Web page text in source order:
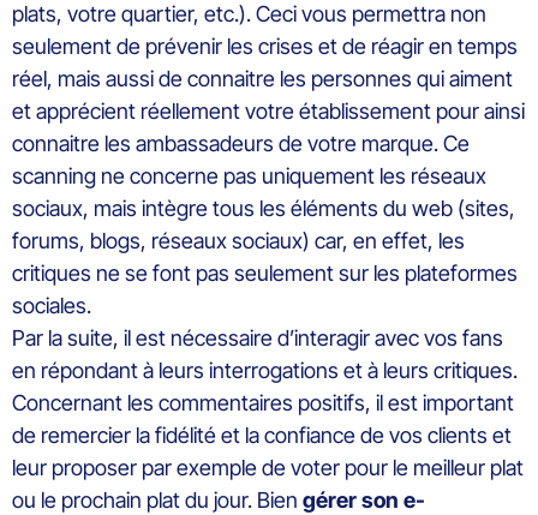
plats, votre quartier, etc.). Ceci vous permettra non
seulement de prévenir les crises et de réagir en temps
réel, mais aussi de connaitre les personnes qui aiment
et apprécient réellement votre établissement pour ainsi
connaitre les ambassadeurs de votre marque. Ce
scanning ne concerne pas uniquement les réseaux
sociaux, mais intègre tous les éléments du web (sites,
forums, blogs, réseaux sociaux) car, en effet, les
critiques ne se font pas seulement sur les plateformes
sociales.
Par la suite, il est nécessaire d’interagir avec vos fans
en répondant à leurs interrogations et à leurs critiques.
Concernant les commentaires positifs, il est important
de remercier la fidélité et la confiance de vos clients et
leur proposer par exemple de voter pour le meilleur plat
ou le prochain plat du jour. Bien gérer son e-